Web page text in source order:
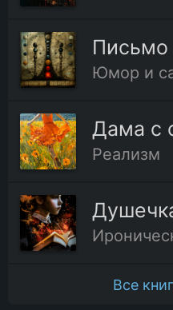
18.Глава
19.Глава
21.Глава двадцать
Юмор и
Дама с
Реализм
Все